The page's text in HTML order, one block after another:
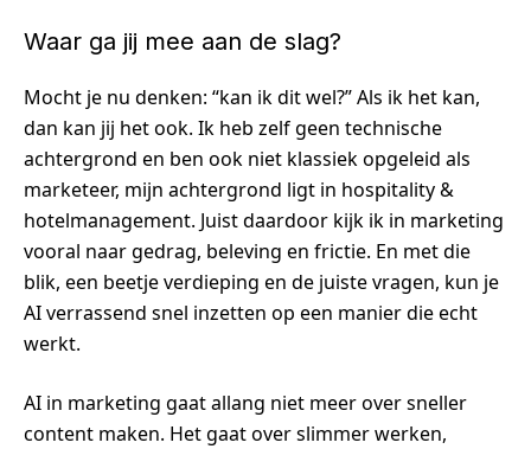
Waar ga jij mee aan de slag?
Mocht je nu denken: “kan ik dit wel?” Als ik het kan,
dan kan jij het ook. Ik heb zelf geen technische
achtergrond en ben ook niet klassiek opgeleid als
marketeer, mijn achtergrond ligt in hospitality &
hotelmanagement. Juist daardoor kijk ik in marketing
vooral naar gedrag, beleving en frictie. En met die
blik, een beetje verdieping en de juiste vragen, kun je
AI verrassend snel inzetten op een manier die echt
werkt.
AI in marketing gaat allang niet meer over sneller
content maken. Het gaat over slimmer werken,